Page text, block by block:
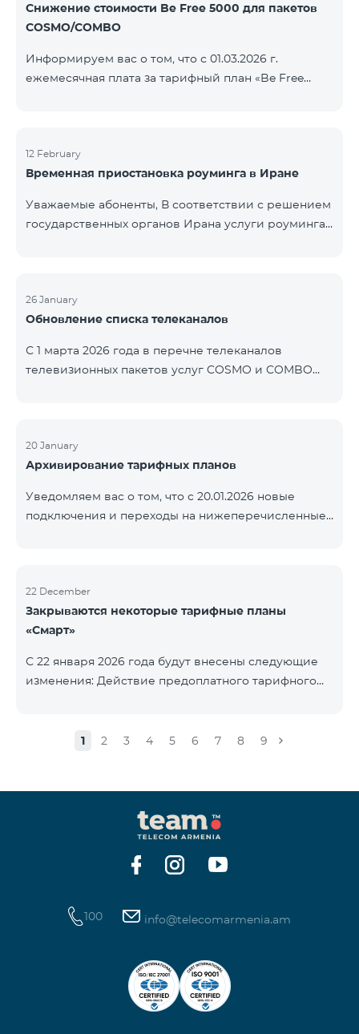
предоставлена в случае изменения ситуации.
Благодарим за понимание.
Снижение стоимости Be Free 5000 для пакетов
COSMO/COMBO
Информируем вас о том, что с 01.03.2026 г.
ежемесячная плата за тарифный план «Be Free
тарифному плану могут все абоненты с активной
подпиской на пакеты услуг COSMO или COMBO. С
ознакомиться здесь.
12 February
Временная приостановка роуминга в Иране
Уважаемые абоненты, В соответствии с решением
государственных органов Ирана услуги роуминга
контролем нашей компании. В настоящее время
точные сроки восстановления услуг неизвестны.
предоставлена по мере изменения ситуации.
Благодарим за понимание.
26 January
Обновление списка телеканалов
С 1 марта 2026 года в перечне телеканалов
телевизионных пакетов услуг COSMO и COMBO
только в тех регионах, где их трансляция является
обязательной. Данные изменения реализуются в
телевизионной платформы и полностью
соответствуют нормам местного вещания.
20 January
Архивирование тарифных планов
Уведомляем вас о том, что с 20.01.2026 новые
подключения и переходы на нижеперечисленные
22 December
Закрываются некоторые тарифные планы
«Смарт»
С 22 января 2026 года будут внесены следующие
изменения: Действие предоплатного тарифного
на тарифный план «BeFree 5000 unlimit», который
500 SMS, 200 МБ в роуминге, 60 TV каналов.
Ежемесячная абонентская плата за тарифный план
«BeFree 5000 unlimit» составляет 5000 драм.
Действие предоплатного тарифного плана «Смарт
1 2 3 4 5 6 7 8 9
100 info@telecomarmenia.am